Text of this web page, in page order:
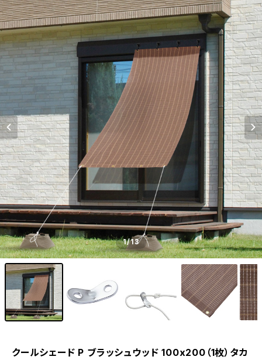
1/13
クールシェード P ブラッシュウッド 100x200（1枚）タカ